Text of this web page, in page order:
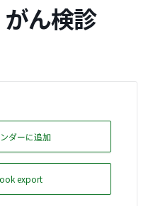
▼
ん検診
ダーに追加
export